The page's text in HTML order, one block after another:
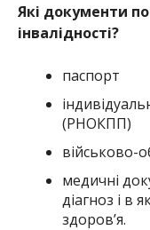
Які документи
інвалідності?
паспорт
(РНОКПП)
військово-
медичні
діагноз і в
здоров’я.